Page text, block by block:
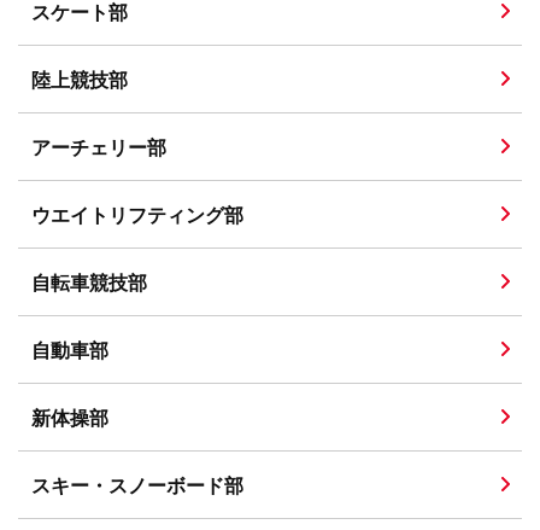
スケート部
陸上競技部
アーチェリー部
ウエイトリフティング部
自転車競技部
自動車部
新体操部
スキー・スノーボード部